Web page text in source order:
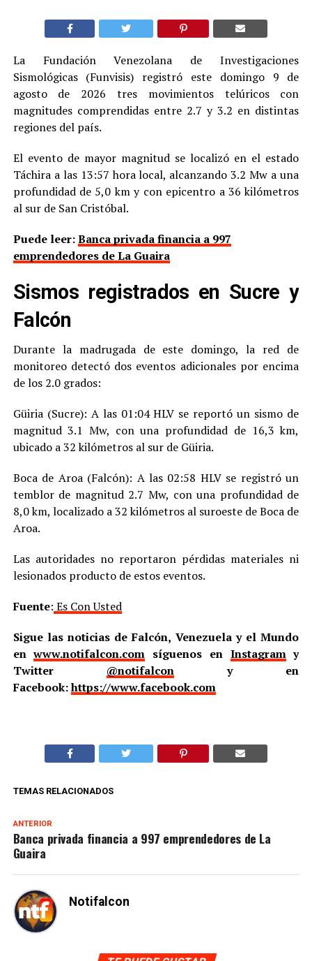
La Fundación Venezolana de Investigaciones
Sismológicas (Funvisis) registró este domingo 9 de
agosto de 2026 tres movimientos telúricos con
magnitudes comprendidas entre 2.7 y 3.2 en distintas
regiones del país.
El evento de mayor magnitud se localizó en el estado
Táchira a las 13:57 hora local, alcanzando 3.2 Mw a una
profundidad de 5,0 km y con epicentro a 36 kilómetros
al sur de San Cristóbal.
Puede leer:Banca privada financia a 997
emprendedores de La Guaira
Sismos registrados en Sucre y
Falcón
Durante la madrugada de este domingo, la red de
monitoreo detectó dos eventos adicionales por encima
de los 2.0 grados:
Güiria (Sucre): A las 01:04 HLV se reportó un sismo de
magnitud 3.1 Mw, con una profundidad de 16,3 km,
ubicado a 32 kilómetros al sur de Güiria.
Boca de Aroa (Falcón): A las 02:58 HLV se registró un
temblor de magnitud 2.7 Mw, con una profundidad de
8,0 km, localizado a 32 kilómetros al suroeste de Boca de
Aroa.
Las autoridades no reportaron pérdidas materiales ni
lesionados producto de estos eventos.
Fuente: Es Con Usted
Sigue las noticias de Falcón, Venezuela y el Mundo
enwww.notifalcon.com síguenos en Instagramy
Twitter @notifalcony en
Facebook:https://www.facebook.com
TEMAS RELACIONADOS
ANTERIOR
Banca privada financia a 997 emprendedores de La
Guaira
Notifalcon